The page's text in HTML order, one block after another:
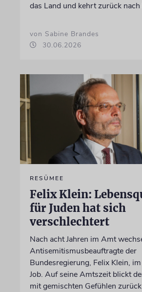
das Land und kehrt zurück
von Sabine Brandes
30.06.2026
RESÜMEE
Felix Klein:
für Juden hat sich
verschlechtert
Nach acht Jahren im Amt
Antisemitismusbeauftragte der
Bundesregierung, Felix Klein,
Job. Auf seine Amtszeit blickt
mit gemischten Gefühlen zurück